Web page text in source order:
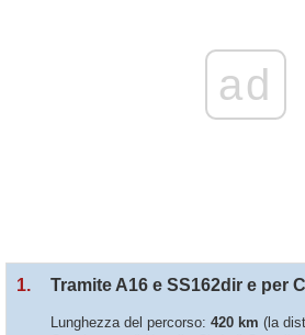
ad
1. Tramite A16 e SS162dir e per
Lunghezza del percorso: 420 km (la